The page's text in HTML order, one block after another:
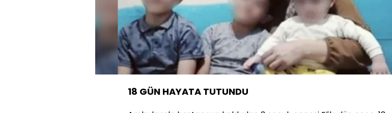
Sesi
Aç
Yüklendi
64.88%
Oynatma
Hızı
18 GÜN HAYATA TUTUNDU